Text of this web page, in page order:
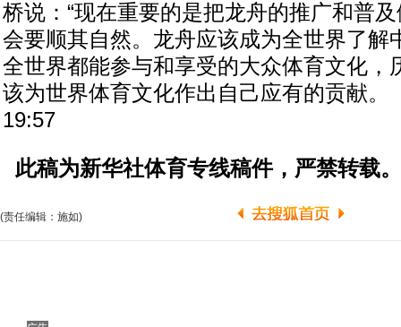
桥说：“现在重要的是把龙舟的推广和普
会要顺其自然。龙舟应该成为全世界了解
全世界都能参与和享受的大众体育文化，
该为世界体育文化作出自己应有的贡献。
19:57
此稿为新华社体育专线稿件，严禁转载。
(责任编辑：施如)